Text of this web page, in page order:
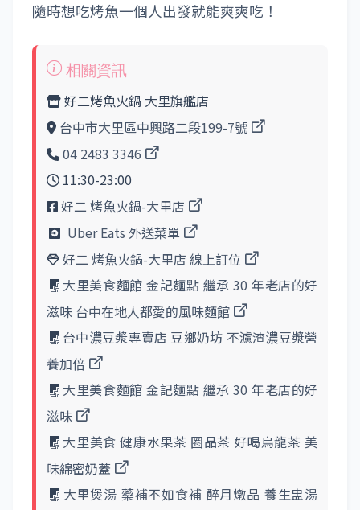
隨時想吃烤魚一個人出發就能爽爽吃！
好二烤魚火鍋 大里旗艦店
台中市大里區中興路二段199-7號
04 2483 3346
11:30-23:00
好二 烤魚火鍋-大里店
Uber Eats 外送菜單
好二 烤魚火鍋-大里店 線上訂位
大里美食麵館 金記麵點 繼承 30 年老店的好
滋味 台中在地人都愛的風味麵館
台中濃豆漿專賣店 豆鄉奶坊 不濾渣濃豆漿營
養加倍
大里美食麵館 金記麵點 繼承 30 年老店的好
滋味
大里美食 健康水果茶 圈品茶 好喝烏龍茶 美
味綿密奶蓋
大里煲湯 藥補不如食補 醉月燉品 養生盅湯